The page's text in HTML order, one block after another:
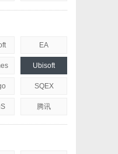
EA
Ubisoft
SQEX
腾讯